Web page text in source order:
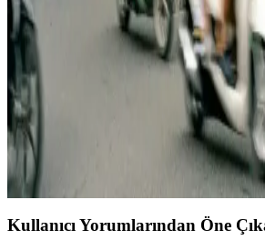
Kadınlar için Columbia mont
tarzınıza uygun seçimler ve teknik
şıklık ve fonksiyonellik sunar.
Kadın Süet Nubuk Montlar:
Arada Sunan Kış Parçası
Kadın süet nubuk montlar, şıklık ve
favoriniz olacak. Çok çeşitli renk ve
tamamlayan ideal seçimler burada.
Kullanıcı Yorumlarından Öne